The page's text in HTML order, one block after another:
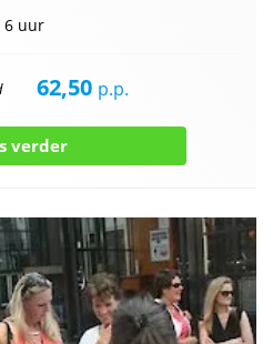
6 uur
62,50 p.p.
verder